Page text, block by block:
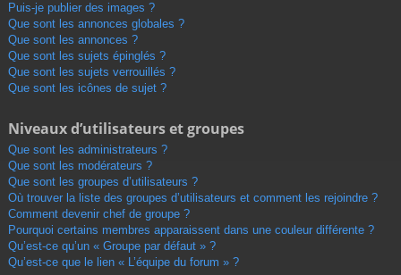
Puis-je publier des images ?
Que sont les annonces globales ?
Que sont les annonces ?
Que sont les sujets épinglés ?
Que sont les sujets verrouillés ?
Que sont les icônes de sujet ?
Niveaux d’utilisateurs et groupes
Que sont les administrateurs ?
Que sont les modérateurs ?
Que sont les groupes d’utilisateurs ?
Où trouver la liste des groupes d’utilisateurs et comment les rejoindre ?
Comment devenir chef de groupe ?
Pourquoi certains membres apparaissent dans une couleur différente ?
Qu’est-ce qu’un « Groupe par défaut » ?
Qu’est-ce que le lien « L’équipe du forum » ?